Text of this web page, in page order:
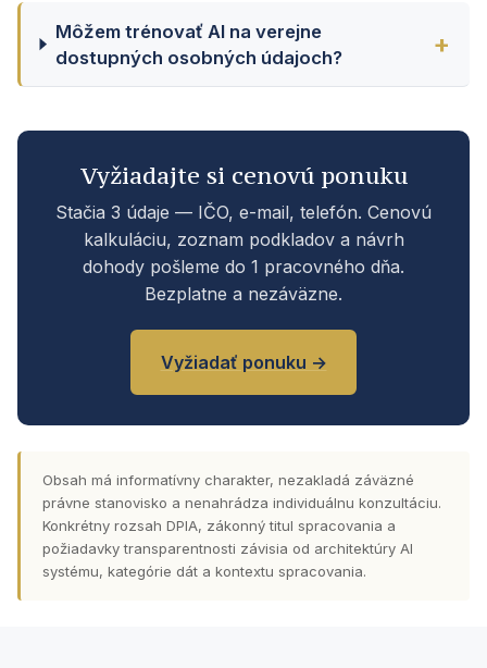
Môžem trénovať AI na verejne
dostupných osobných údajoch?
Vyžiadajte si cenovú ponuku
Stačia 3 údaje — IČO, e-mail, telefón. Cenovú
kalkuláciu, zoznam podkladov a návrh
dohody pošleme do 1 pracovného dňa.
Bezplatne a nezáväzne.
Vyžiadať ponuku →
Obsah má informatívny charakter, nezakladá záväzné
právne stanovisko a nenahrádza individuálnu konzultáciu.
Konkrétny rozsah DPIA, zákonný titul spracovania a
požiadavky transparentnosti závisia od architektúry AI
systému, kategórie dát a kontextu spracovania.